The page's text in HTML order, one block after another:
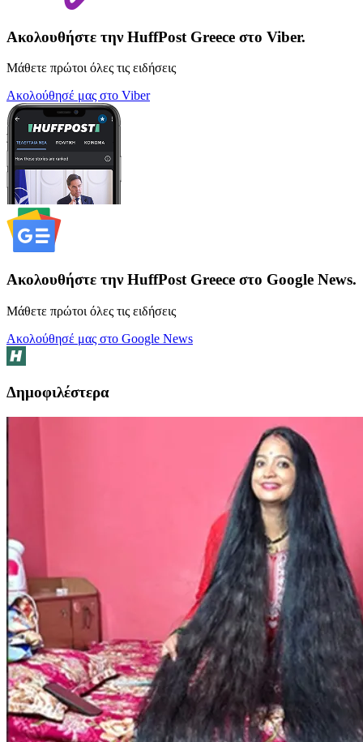
Ακολουθήστε την HuffPost Greece στο Viber.
Μάθετε πρώτοι όλες τις ειδήσεις
Ακολούθησέ μας στο Viber
Ακολουθήστε την HuffPost Greece στο Google News.
Μάθετε πρώτοι όλες τις ειδήσεις
Ακολούθησέ μας στο Google News
Δημοφιλέστερα